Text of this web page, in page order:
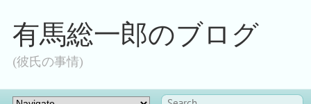
有馬総一郎のブログ
(彼氏の事情)